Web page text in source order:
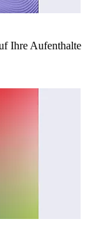
Ihre Aufenthalte